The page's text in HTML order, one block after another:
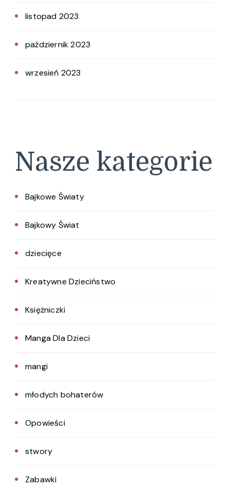
listopad 2023
październik 2023
wrzesień 2023
Nasze kategorie
Bajkowe Światy
Bajkowy Świat
dziecięce
Kreatywne Dzieciństwo
Księżniczki
Manga Dla Dzieci
mangi
młodych bohaterów
Opowieści
stwory
Zabawki